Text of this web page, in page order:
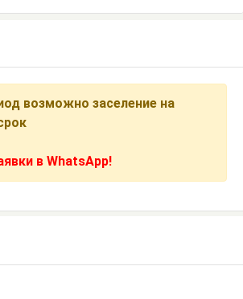
возможно заселение на
в WhatsApp!